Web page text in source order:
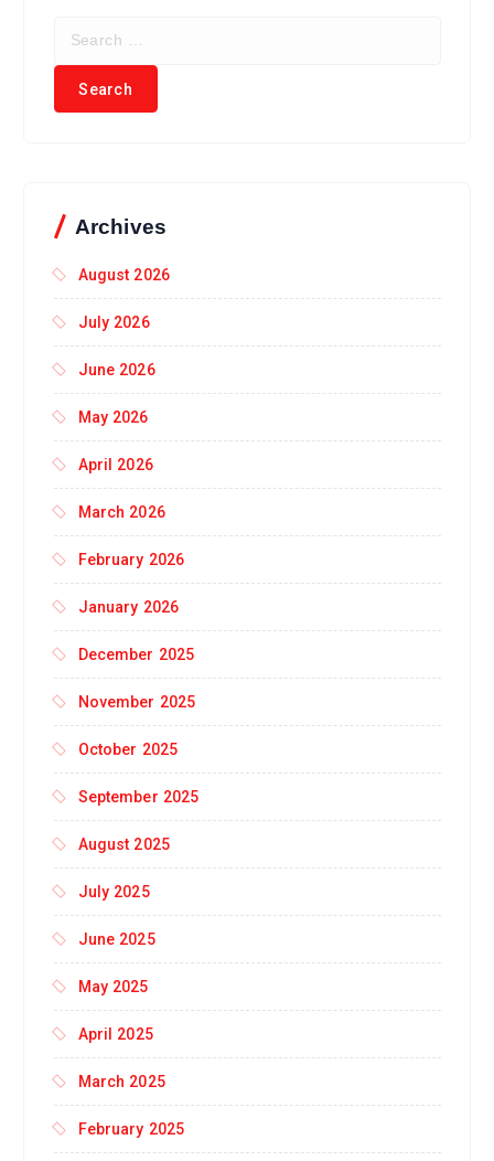
Archives
August 2026
July 2026
June 2026
May 2026
April 2026
March 2026
February 2026
January 2026
December 2025
November 2025
October 2025
September 2025
August 2025
July 2025
June 2025
May 2025
April 2025
March 2025
February 2025